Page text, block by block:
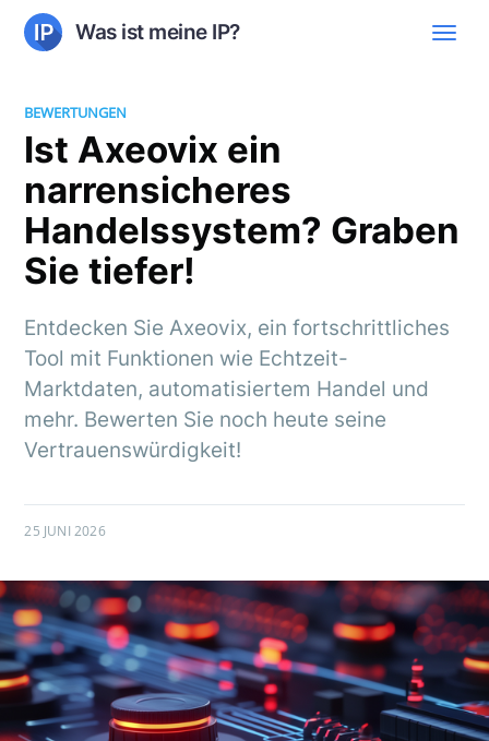
Was ist meine IP?
BEWERTUNGEN
Ist Axeovix ein
narrensicheres
Handelssystem? Graben
Sie tiefer!
Entdecken Sie Axeovix, ein fortschrittliches
Tool mit Funktionen wie Echtzeit-
Marktdaten, automatisiertem Handel und
mehr. Bewerten Sie noch heute seine
Vertrauenswürdigkeit!
25 JUNI 2026